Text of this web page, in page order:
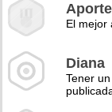
El mejor
Diana
Tener